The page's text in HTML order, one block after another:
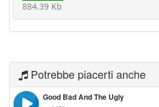
884.39 Kb
Potrebbe piacerti anche
Good Bad And The Ugly